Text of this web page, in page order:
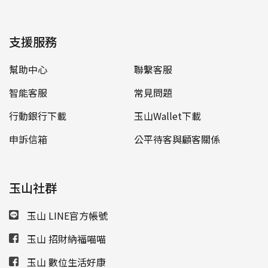
支援服務
幫助中心
聯繫客服
智能客服
常見問題
行動銀行下載
玉山Wallet下載
申訴信箱
公平待客與顧客關係
玉山社群
玉山 LINE官方帳號
玉山 招財納福喵喵
玉山 數位生活好康